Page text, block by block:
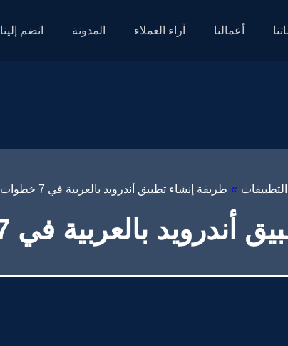
أعمالنا آراء العملاء المدونة انضم إلينا
» طريقة إنشاء تطبيق أندرويد بالعربية في 7 خطوات
بالعربية في 7 خطوات